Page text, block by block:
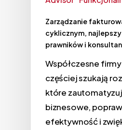
Zarządzanie
cyklicznym,
prawników i
Współczesne
częściej szukają
które
biznesowe,
efektywność i